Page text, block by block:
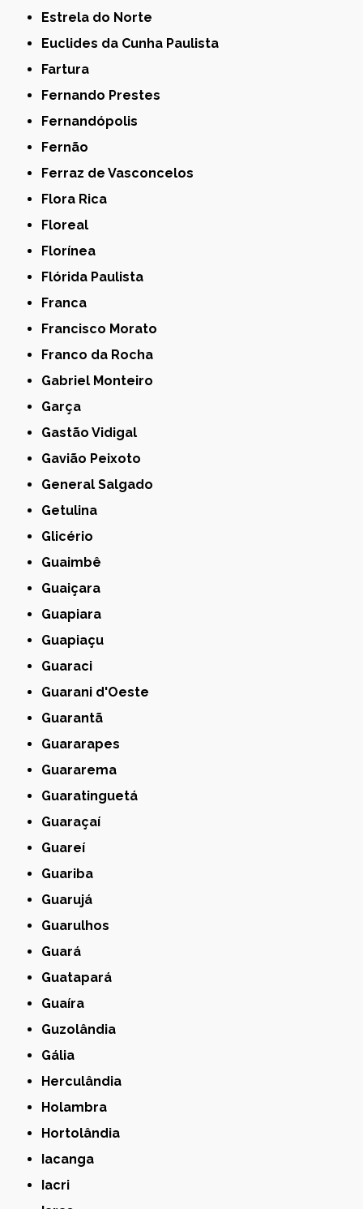
Estrela do Norte
Euclides da Cunha Paulista
Fartura
Fernando Prestes
Fernandópolis
Fernão
Ferraz de Vasconcelos
Flora Rica
Floreal
Florínea
Flórida Paulista
Franca
Francisco Morato
Franco da Rocha
Gabriel Monteiro
Garça
Gastão Vidigal
Gavião Peixoto
General Salgado
Getulina
Glicério
Guaimbê
Guaiçara
Guapiara
Guapiaçu
Guaraci
Guarani d'Oeste
Guarantã
Guararapes
Guararema
Guaratinguetá
Guaraçaí
Guareí
Guariba
Guarujá
Guarulhos
Guará
Guatapará
Guaíra
Guzolândia
Gália
Herculândia
Holambra
Hortolândia
Iacanga
Iacri